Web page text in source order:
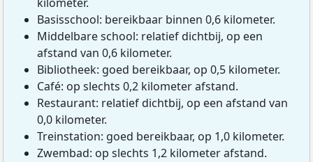
kilometer.
Basisschool: bereikbaar binnen 0,6 kilometer.
Middelbare school: relatief dichtbij, op een
afstand van 0,6 kilometer.
Bibliotheek: goed bereikbaar, op 0,5 kilometer.
Café: op slechts 0,2 kilometer afstand.
Restaurant: relatief dichtbij, op een afstand van
0,0 kilometer.
Treinstation: goed bereikbaar, op 1,0 kilometer.
Zwembad: op slechts 1,2 kilometer afstand.